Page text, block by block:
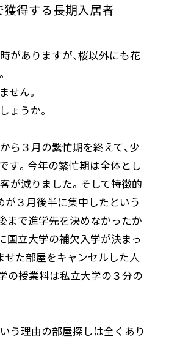
得する長期入居者
がありますが、桜以外にも花
せん。
ょうか。
ら３月の繁忙期を終えて、少
す。今年の繁忙期は全体とし
が減りました。そして特徴的
が３月後半に集中したという
まで進学先を決めなかったか
国立大学の補欠入学が決まっ
せた部屋をキャンセルした人
の授業料は私立大学の３分の
う理由の部屋探しは全くあり